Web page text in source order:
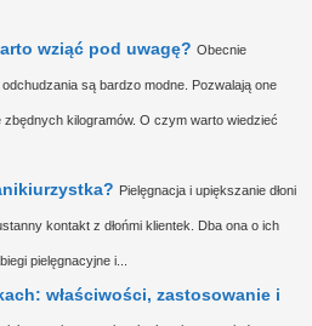
wziąć pod uwagę? Obecnie
są bardzo modne. Pozwalają one
kilogramów. O czym warto wiedzieć
Pielęgnacja i upiększanie dłoni
kontakt z dłońmi klientek. Dba ona o ich
pielęgnacyjne i...
właściwości, zastosowanie i